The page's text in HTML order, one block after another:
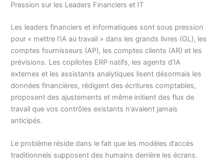
Pression sur les Leaders Financiers et IT
Les leaders financiers et informatiques sont sous pression
pour « mettre l’IA au travail » dans les grands livres (GL), les
comptes fournisseurs (AP), les comptes clients (AR) et les
prévisions. Les copilotes ERP natifs, les agents d’IA
externes et les assistants analytiques lisent désormais les
données financières, rédigent des écritures comptables,
proposent des ajustements et même initient des flux de
travail que vos contrôles existants n’avaient jamais
anticipés.
Le problème réside dans le fait que les modèles d’accès
traditionnels supposent des humains derrière les écrans.